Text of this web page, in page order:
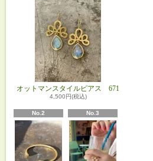
オットマンスタイルピアス 671
4,500円(税込)
No.2 No.3